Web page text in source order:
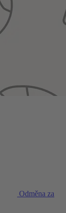
Odměna za